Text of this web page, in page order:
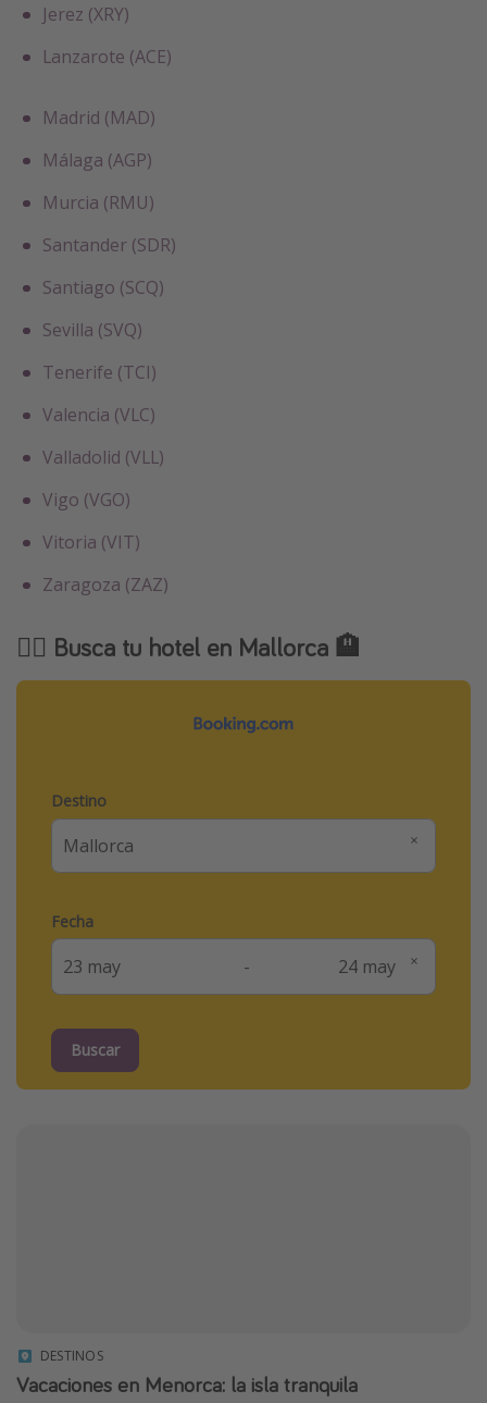
Jerez (XRY)
Lanzarote (ACE)
Madrid (MAD)
Málaga (AGP)
Murcia (RMU)
Santander (SDR)
Santiago (SCQ)
Sevilla (SVQ)
Tenerife (TCI)
Valencia (VLC)
Valladolid (VLL)
Vigo (VGO)
Vitoria (VIT)
Zaragoza (ZAZ)
🕵️‍♂️ Busca tu hotel en Mallorca 🏨
Destino
Fecha
-
Buscar
DESTINOS
Vacaciones en Menorca: la isla tranquila